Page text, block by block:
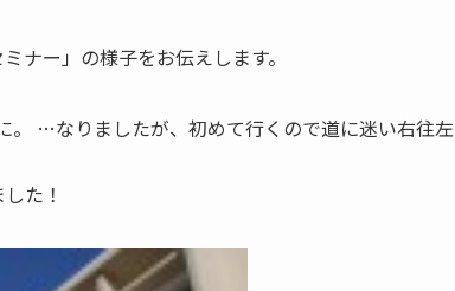
ナー」の様子をお伝えします。
。 …なりましたが、初めて行くので道に迷い右往左
た！